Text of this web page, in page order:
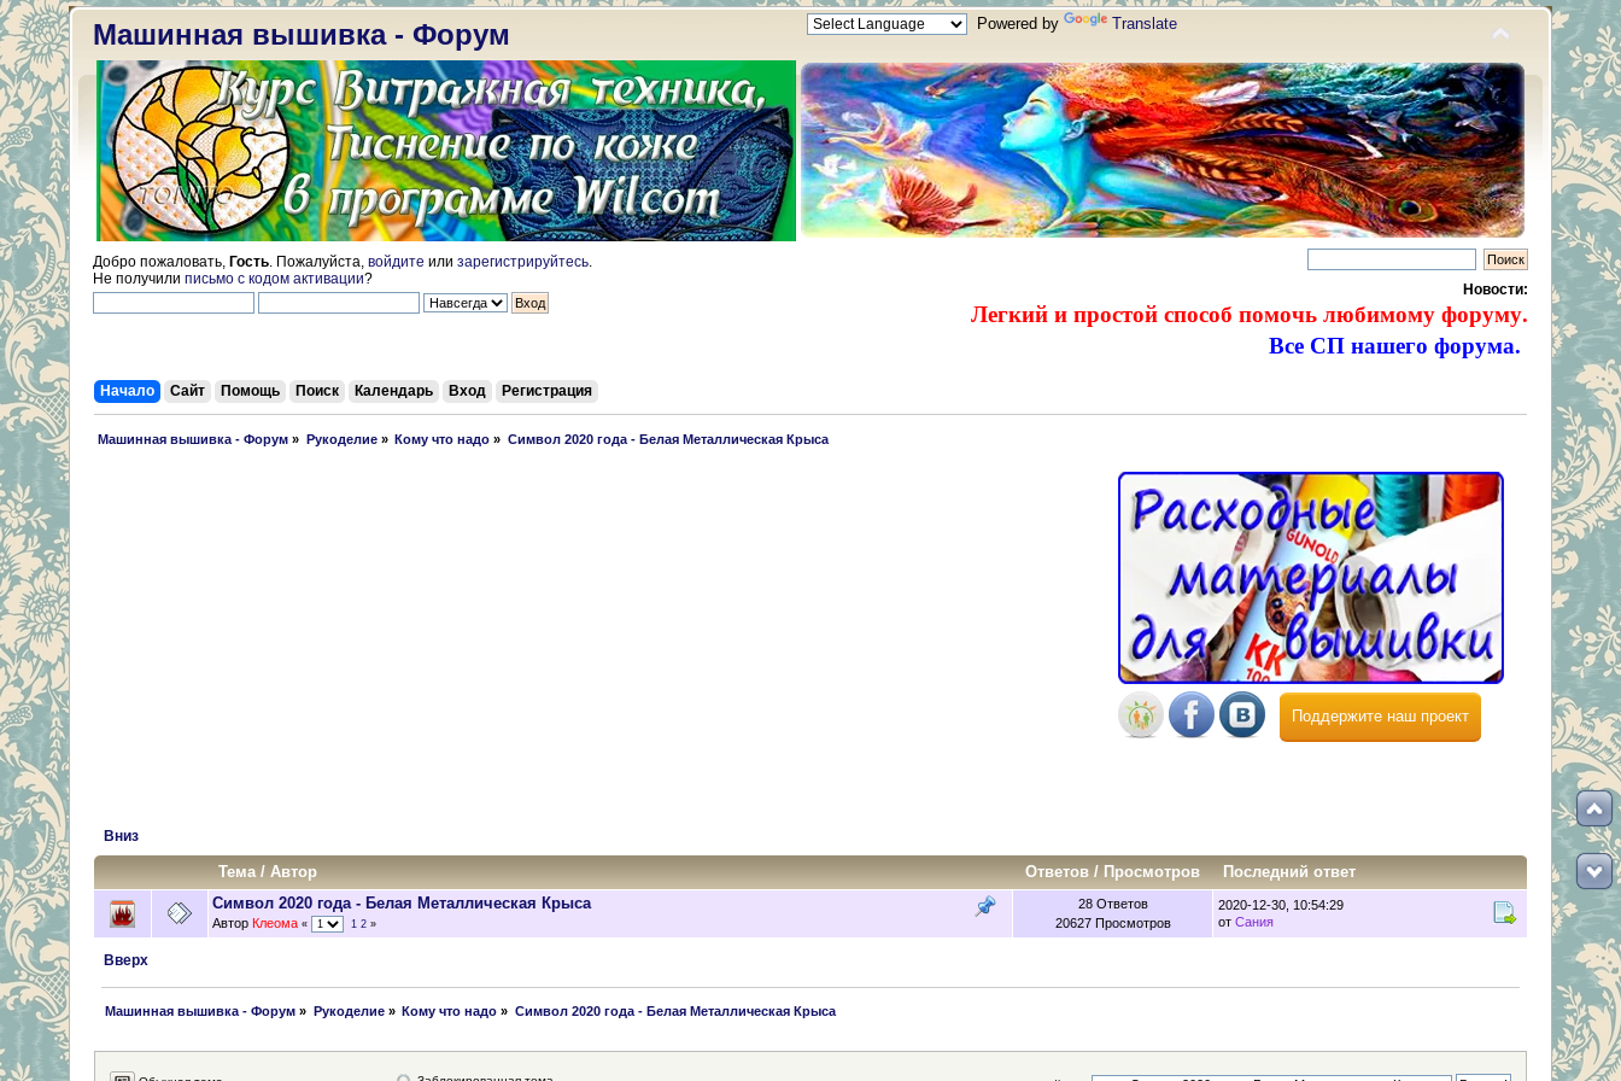
Машинная вышивка - Форум Powered by Translate
Добро пожаловать, Гость . Пожалуйста, войдите или зарегистрируйтесь
Не получили письмо с кодом активации?
Новости:
Легкий и простой способ помочь любимому форуму.
Все СП нашего форума.
Начало Сайт Помощь Поиск Календарь Вход Регистрация
Машинная вышивка - Форум » Рукоделие» Кому что надо » Символ 2020 года - Белая Металлическая Крыса
Поддержите наш проект
Вниз
Тема/Автор Ответов/ Просмотров
Последний ответ
Символ 2020 года - Белая Металлическая Крыса
Автор Клеома « 1 2 »
28 Ответов
20627 Просмотров
2020-12-30, 10:54:29
от Сания
Вверх
Машинная вышивка - Форум » Рукоделие» Кому что надо » Символ 2020 года - Белая Металлическая Крыса